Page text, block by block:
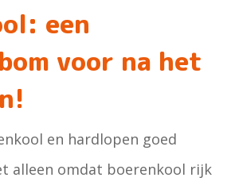
een
voor na het
en hardlopen goed
alleen omdat boerenkool rijk